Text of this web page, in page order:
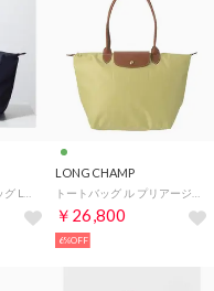
LONGCHAMP
￥26,800
6%OFF